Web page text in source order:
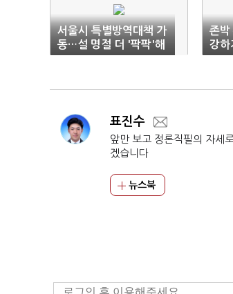
서울시 특별방역대책 가
동…설 명절 더 '팍팍'해
진다
존박
강하
표진수
앞만 보고 정론직필의 자세
겠습니다
뉴스북